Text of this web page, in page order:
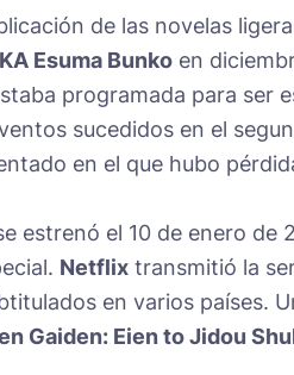
de las novelas
KA Esuma Bunko en
programada para ser
sucedidos en el
en el que hubo
estrenó el 10 de enero
Netflix transmitió la
en varios países.
Gaiden: Eien to Jidou